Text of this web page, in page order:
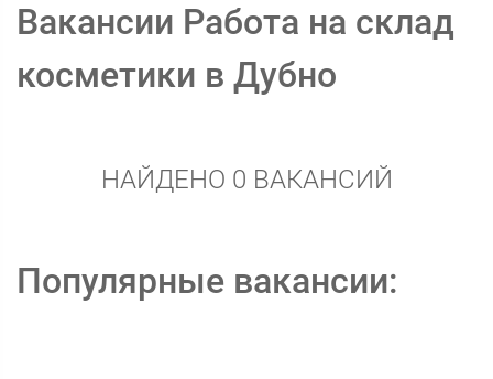
Вакансии Работа на склад
косметики в Дубно
НАЙДЕНО 0 ВАКАНСИЙ
Популярные вакансии: